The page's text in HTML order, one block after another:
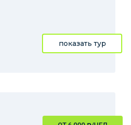
показать тур